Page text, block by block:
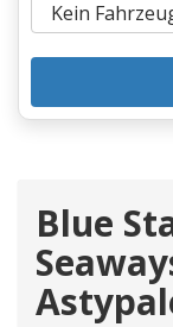
Blue